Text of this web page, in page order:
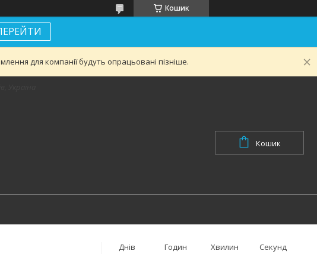
Кошик
для компанії будуть опрацьовані пізніше.
Кошик
Днів Годин Хвилин Секунд